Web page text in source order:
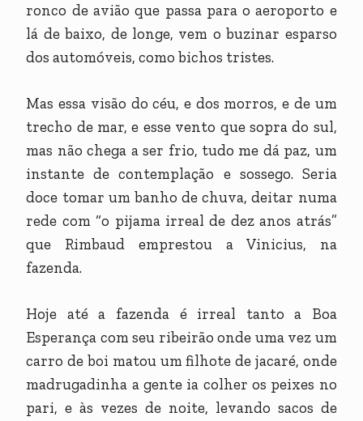
ronco de avião que passa para o aeroporto e
lá de baixo, de longe, vem o buzinar esparso
dos automóveis, como bichos tristes.
Mas essa visão do céu, e dos morros, e de um
trecho de mar, e esse vento que sopra do sul,
mas não chega a ser frio, tudo me dá paz, um
instante de contemplação e sossego. Seria
doce tomar um banho de chuva, deitar numa
rede com “o pijama irreal de dez anos atrás”
que Rimbaud emprestou a Vinicius, na
fazenda.
Hoje até a fazenda é irreal tanto a Boa
Esperança com seu ribeirão onde uma vez um
carro de boi matou um filhote de jacaré, onde
madrugadinha a gente ia colher os peixes no
pari, e às vezes de noite, levando sacos de